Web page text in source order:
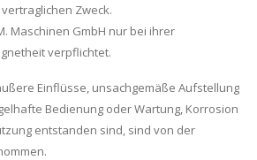
Zweck.
Maschinen GmbH nur bei ihrer
verpflichtet.
Einflüsse, unsachgemäße Aufstellung
Bedienung oder Wartung, Korrosion
entstanden sind, sind von der